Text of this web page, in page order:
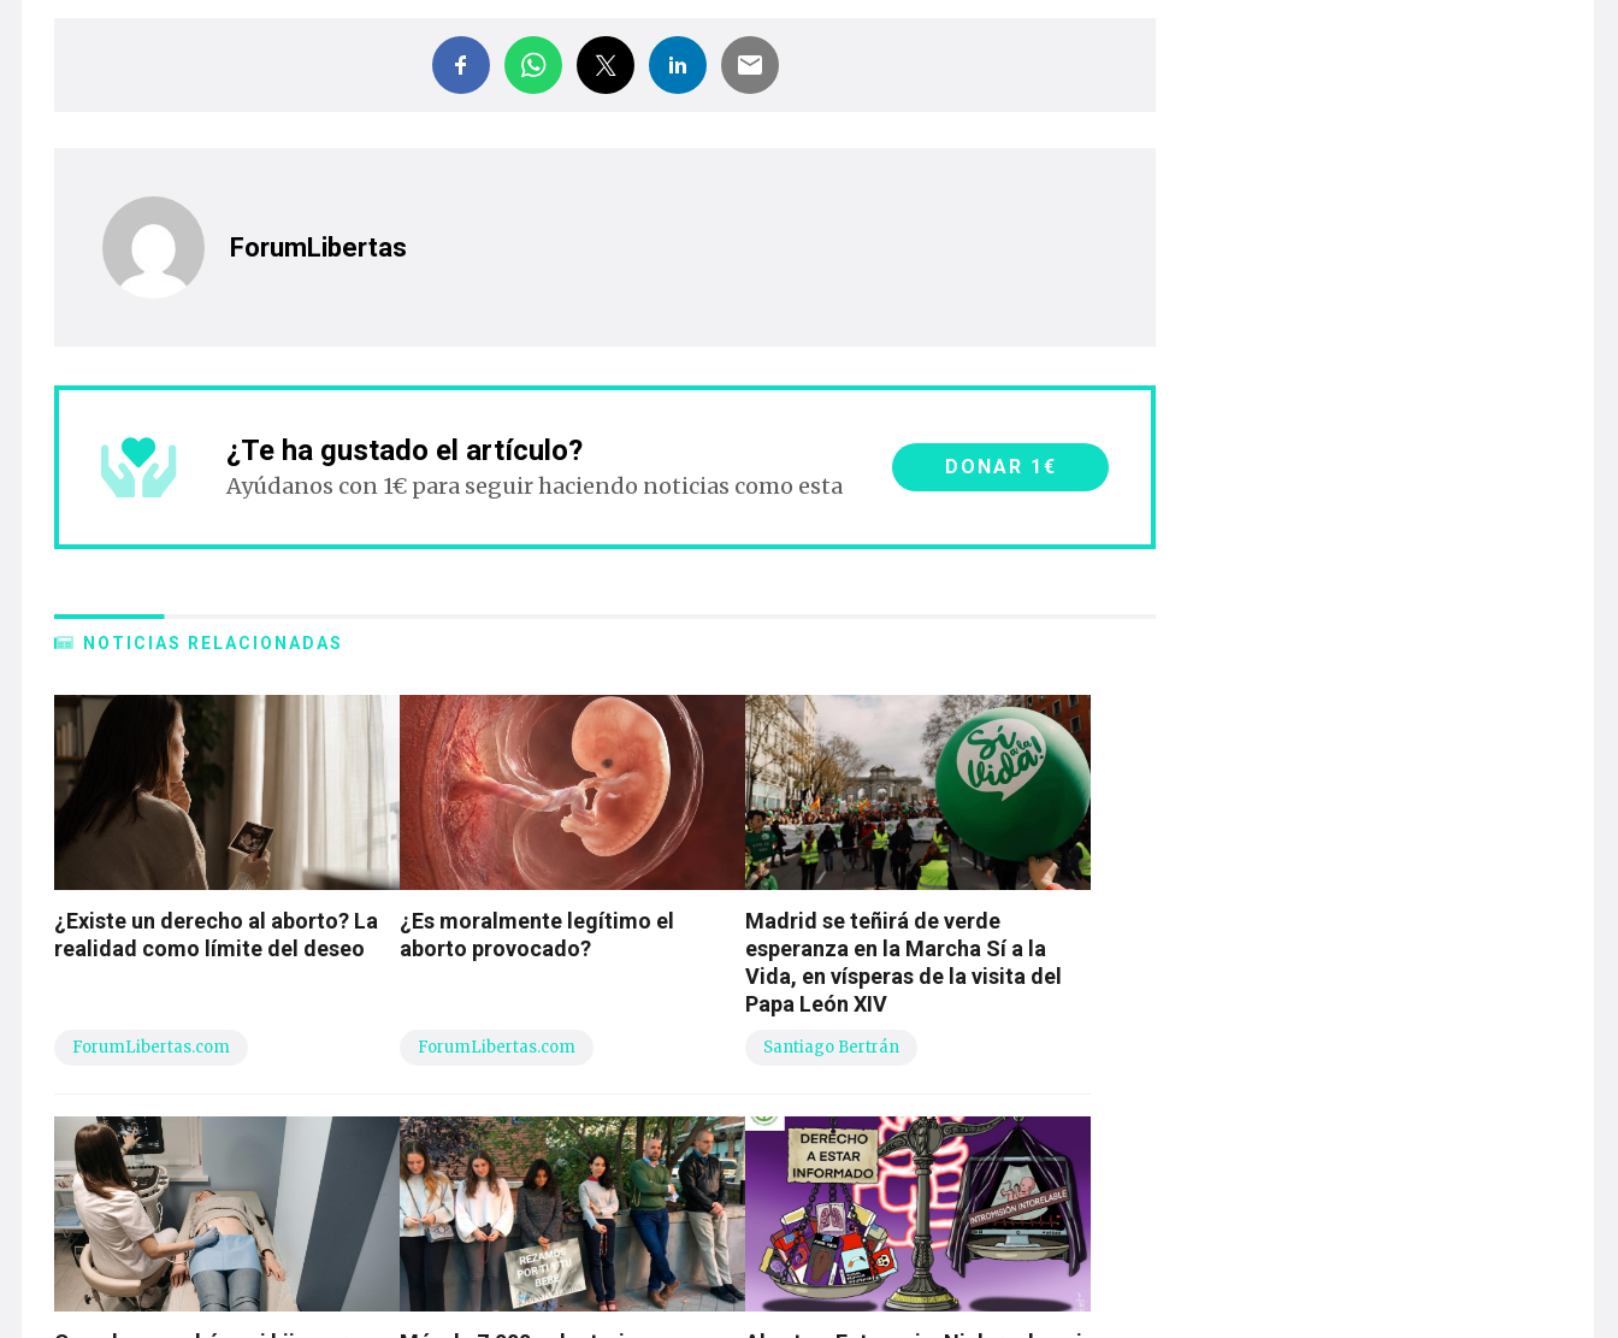
ForumLibertas
¿Te ha gustado el artículo?
Ayúdanos con 1€ para seguir haciendo noticias como esta
DONAR 1€
NOTICIAS RELACIONADAS
¿Existe un derecho al aborto? La
realidad como límite del deseo
ForumLibertas.com
¿Es moralmente legítimo el
aborto provocado?
ForumLibertas.com
Madrid se teñirá de verde
esperanza en la Marcha Sí a la
Vida, en vísperas de la visita del
Papa León XIV
Santiago Bertrán